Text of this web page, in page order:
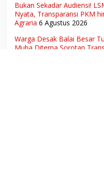
Bukan Sekadar Audiensi!
Nyata, Transparansi PKM
Agraria 6 Agustus 2026
Warga Desak Balai Besar
Muba Diterpa Sorotan